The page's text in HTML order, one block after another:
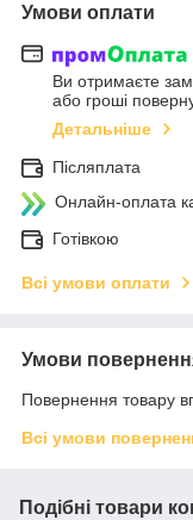
Умови оплати
Ви отримаєте
або гроші
Детальніше
Післяплата
Онлайн-оплата
Готівкою
Всі умови оплати
Умови
Повернення товару
Всі умови
Подібні товари